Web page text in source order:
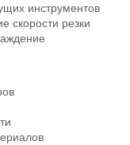
инструментов
скорости резки